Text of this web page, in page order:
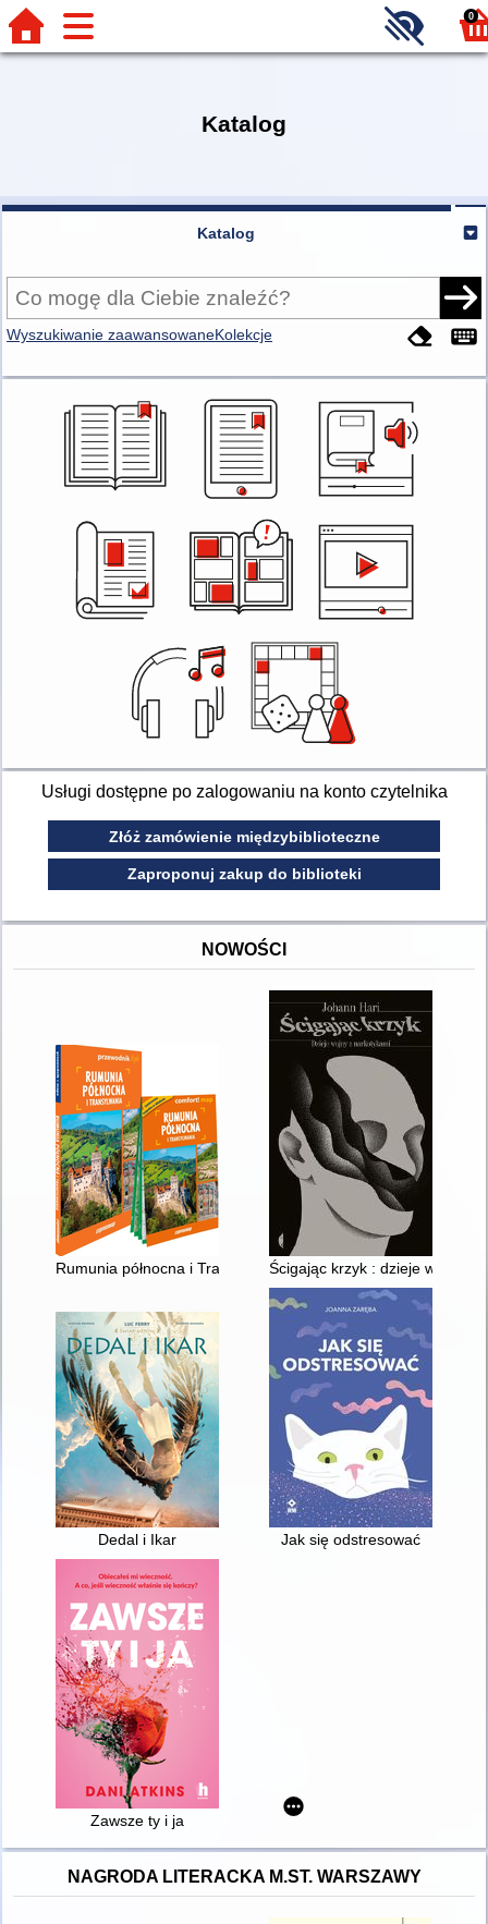
0
Katalog
Katalog
Wyszukiwanie zaawansowaneKolekcje
Usługi dostępne po zalogowaniu na konto czytelnika
Złóż zamówienie międzybiblioteczne
Zaproponuj zakup do biblioteki
NOWOŚCI
Rumunia północna i TransylwaniaŚcigając krzyk : dzieje wojny z
Dedal i Ikar Jak się odstresować
Zawsze ty i ja
NAGRODA LITERACKA M.ST. WARSZAWY